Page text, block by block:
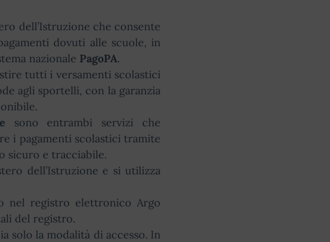
dell’Istruzione che consente
dovuti alle scuole, in
nazionale PagoPA.
tutti i versamenti scolastici
agli sportelli, con la garanzia
sono entrambi servizi che
i pagamenti scolastici tramite
sicuro e tracciabile.
dell’Istruzione e si utilizza
nel registro elettronico Argo
del registro.
solo la modalità di accesso. In